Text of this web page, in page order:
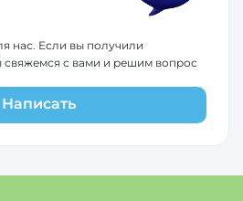
нас. Если вы получили
с вами и решим вопрос
Написать